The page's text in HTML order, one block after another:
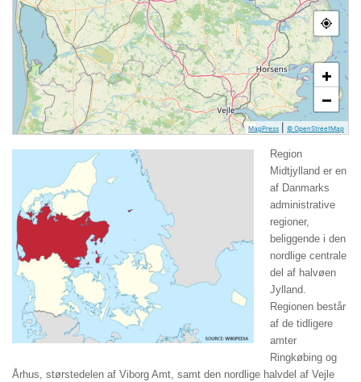
+
−
MapPress © OpenStreetMap
Region
Midtjylland er en
af Danmarks
administrative
regioner,
beliggende i den
nordlige centrale
del af halvøen
Jylland.
Regionen består
af de tidligere
amter
Ringkøbing og
Århus, størstedelen af Viborg Amt, samt den nordlige halvdel af Vejle